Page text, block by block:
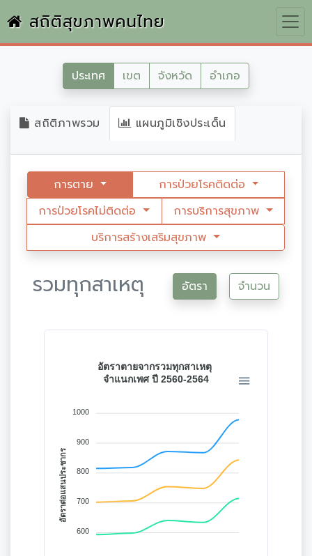
สถิติสุขภาพคนไทย
ประเทศ เขต จังหวัด อำเภอ
สถิติภาพรวม แผนภูมิเชิงประเด็น
การตาย
การป่วยโรคติดต่อ
การป่วยโรคไม่ติดต่อ
การบริการสุขภาพ
บริการสร้างเสริมสุขภาพ
รวมทุกสาเหตุ อัตรา จำนวน